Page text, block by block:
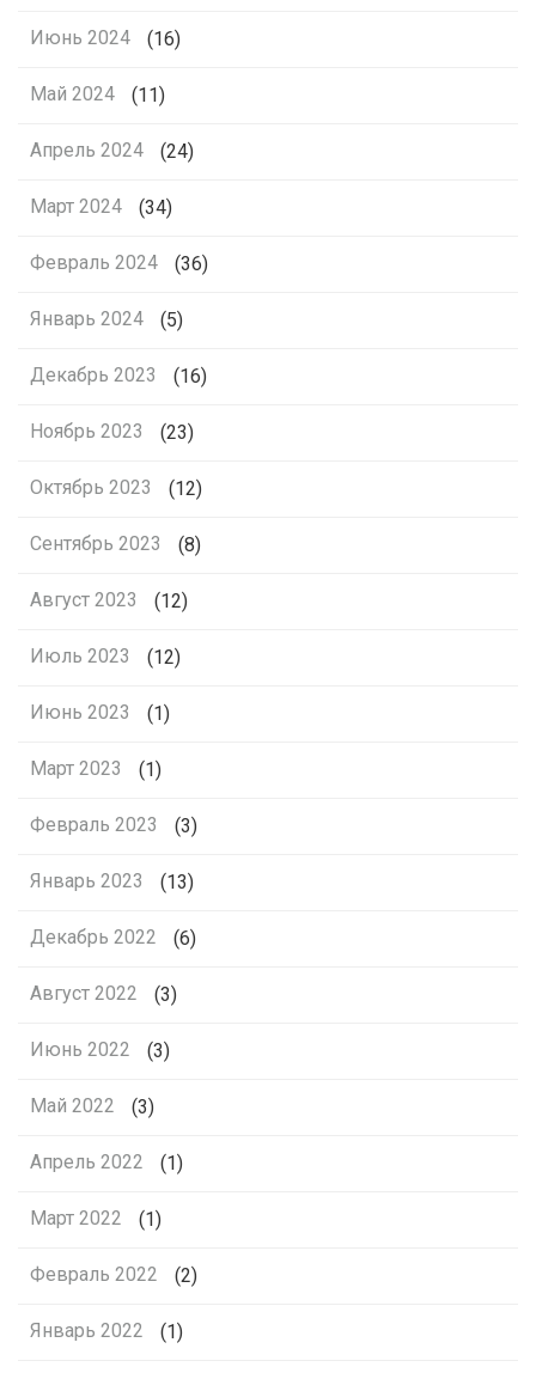
Июнь 2024 (16)
Май 2024 (11)
Апрель 2024 (24)
Март 2024 (34)
Февраль 2024 (36)
Январь 2024 (5)
Декабрь 2023 (16)
Ноябрь 2023 (23)
Октябрь 2023 (12)
Сентябрь 2023 (8)
Август 2023 (12)
Июль 2023 (12)
Июнь 2023 (1)
Март 2023 (1)
Февраль 2023 (3)
Январь 2023 (13)
Декабрь 2022 (6)
Август 2022 (3)
Июнь 2022 (3)
Май 2022 (3)
Апрель 2022 (1)
Март 2022 (1)
Февраль 2022 (2)
Январь 2022 (1)